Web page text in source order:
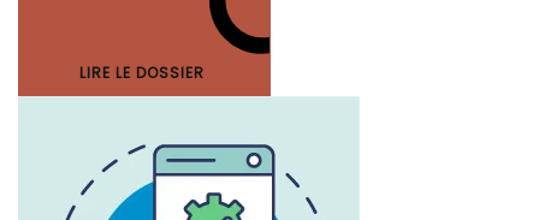
LIRE LE DOSSIER